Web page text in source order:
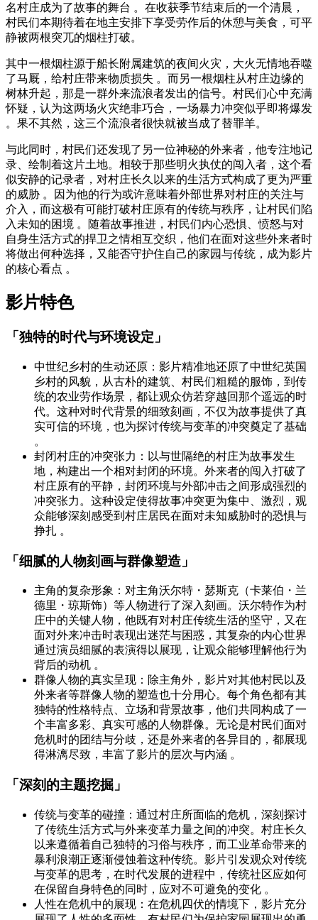
名村庄成为了故事的舞台 。在收获季节结束后的一个清晨，
村民们本期待着在地主安排下享受劳作后的休憩与美食，可平
静被两根突兀的烟柱打破。
其中一根烟柱源于船长附属建筑的夜间火灾，大火无情地吞噬
了马厩，给村庄带来物质损失 。而另一根烟柱从村庄边缘的
树林升起，那是一群外来流浪者发出的信号。村民们心中充满
怀疑，认为这两场火灾绝非巧合，一场暴力冲突似乎即将爆发
。果不其然，这三个流浪者很快就被当成了替罪羊。
与此同时，村民们还发现了另一位神秘的外来者，他专注地记
录、绘制着这片土地。相较于那些明火执仗的闯入者，这个看
似安静的记录者，对村庄长久以来的生活方式构成了更为严重
的威胁 。因为他的行为或许意味着外部世界对村庄的关注与
介入，而这极有可能打破村庄原有的传统与秩序，让村民们陷
入未知的困境 。随着故事推进，村民们内心恐惧、愤怒与对
自身生活方式的捍卫之情相互交织，他们在面对这些外来者时
将做出何种选择，又能否守护住自己的家园与传统，成为影片
的核心看点 。
影片特色
「独特的时代与环境设定」
中世纪乡村的生动还原：影片精准地还原了中世纪英国
乡村的风貌，从古朴的建筑、村民们粗糙的服饰，到传
统的农业劳作场景，都让观众仿若穿越回那个遥远的时
代。这种对时代背景的细致刻画，不仅为故事提供了真
实可信的环境，也为探讨传统与变革的冲突奠定了基础
。
封闭村庄的冲突张力：以与世隔绝的村庄为故事发生
地，构建出一个相对封闭的环境。外来者的闯入打破了
村庄原有的平静，封闭环境与外部冲击之间形成强烈的
冲突张力。这种设定使得故事冲突更为集中、激烈，观
众能够深刻感受到村庄居民在面对未知威胁时的恐惧与
挣扎 。
「细腻的人物刻画与群像塑造」
主角的复杂形象：对主角沃尔特・瑟斯克（卡莱伯・兰
德里・琼斯饰）等人物进行了深入刻画。沃尔特作为村
庄中的关键人物，他既有对村庄传统生活的坚守，又在
面对外来冲击时表现出迷茫与困惑，其复杂的内心世界
通过演员细腻的表演得以展现，让观众能够理解他行为
背后的动机 。
群像人物的真实呈现：除主角外，影片对其他村民以及
外来者等群像人物的塑造也十分用心。每个角色都有其
独特的性格特点、立场和背景故事，他们共同构成了一
个丰富多彩、真实可感的人物群像。无论是村民们面对
危机时的团结与分歧，还是外来者的各异目的，都展现
得淋漓尽致，丰富了影片的层次与内涵 。
「深刻的主题挖掘」
传统与变革的碰撞：通过村庄所面临的危机，深刻探讨
了传统生活方式与外来变革力量之间的冲突。村庄长久
以来遵循着自己独特的习俗与秩序，而工业革命带来的
暴利浪潮正逐渐侵蚀着这种传统。影片引发观众对传统
与变革的思考，在时代发展的进程中，传统社区应如何
在保留自身特色的同时，应对不可避免的变化 。
人性在危机中的展现：在危机四伏的情境下，影片充分